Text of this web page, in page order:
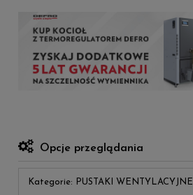
Opcje przeglądania
Kategorie: PUSTAKI WENTYLACYJNE